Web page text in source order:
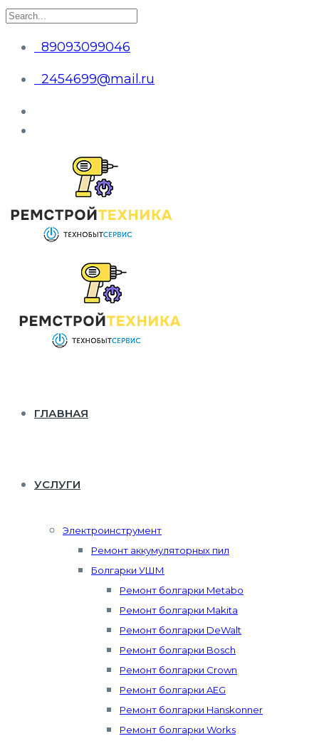
89093099046
2454699@mail.ru
ГЛАВНАЯ
УСЛУГИ
Электроинструмент
Ремонт аккумуляторных пил
Болгарки УШМ
Ремонт болгарки Metabo
Ремонт болгарки Makita
Ремонт болгарки DeWalt
Ремонт болгарки Bosch
Ремонт болгарки Crown
Ремонт болгарки AEG
Ремонт болгарки Hanskonner
Ремонт болгарки Works